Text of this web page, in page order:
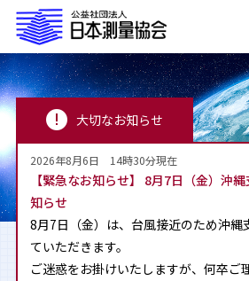
大切なお知らせ
2026年8月6日 14時30分現在
【緊急なお知らせ】 8月7日（金）沖
知らせ
8月7日（金）は、台風接近のため沖縄
ていただきます。
ご迷惑をお掛けいたしますが、何卒ご